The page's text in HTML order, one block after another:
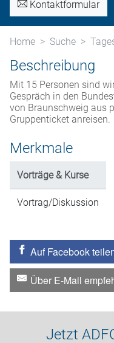
Kontaktformular
Home Suche
Beschreibung
Mit 15 Personen sind
Gespräch in den
von Braunschweig aus
Gruppenticket anreisen.
Merkmale
Vorträge & Kurse
Vortrag/Diskussion
Auf Facebook
Über E-Mail
Jetzt